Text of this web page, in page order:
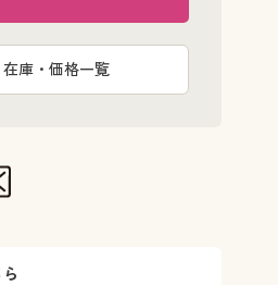
在庫・価格一覧